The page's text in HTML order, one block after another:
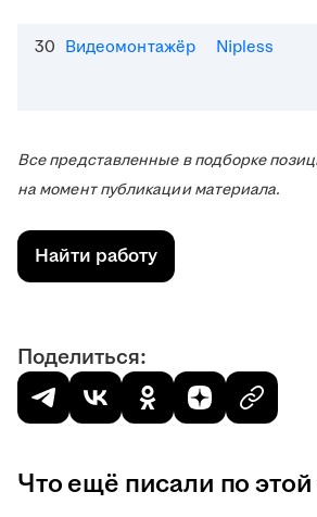
30 Видеомонтажёр Nipless
Все представленные в подборке
на момент публикации материала.
Найти работу
Поделиться:
Что ещё писали по